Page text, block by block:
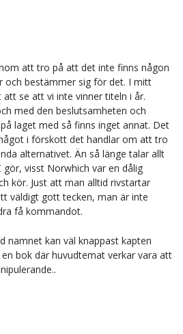
att tro på att det inte finns någon
och bestämmer sig för det. I mitt
se att vi inte vinner titeln i år.
med den beslutsamheten och
laget med så finns inget annat. Det
i förskott det handlar om att tro
alternativet. Än så länge talar allt
visst Norwhich var en dålig
kör. Just att man alltid rivstartar
väldigt gott tecken, man är inte
få kommandot.
namnet kan väl knappast kapten
bok där huvudtemat verkar vara att